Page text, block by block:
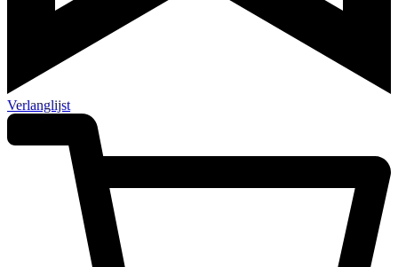
Verlanglijst